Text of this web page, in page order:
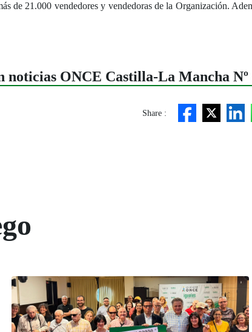
de 21.000 vendedores y vendedoras de la Organización.
noticias ONCE Castilla-La Mancha Nº
Share :